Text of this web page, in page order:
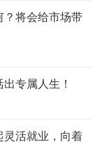
？将会给市场带
专属人生！
灵活就业，向着